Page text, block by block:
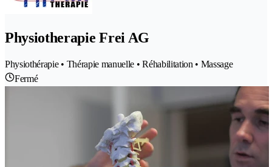
Physiotherapie Frei AG
Physiothérapie • Thérapie manuelle • Réhabilitation • Massage
Fermé